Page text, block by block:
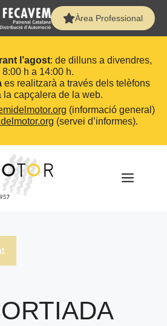
Àrea Professional
l’agost: de dilluns a divendres,
8:00 h a 14:00 h.
es realitzarà a través dels telèfons
la capçalera de la web.
(informació general)
(servei d’informes).